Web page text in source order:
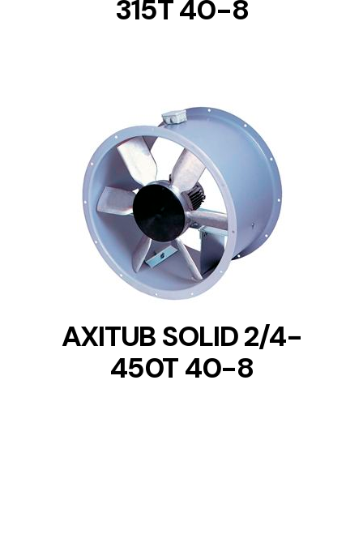
315T 40-8
DETAILS
AXITUB SOLID 2/4-
450T 40-8